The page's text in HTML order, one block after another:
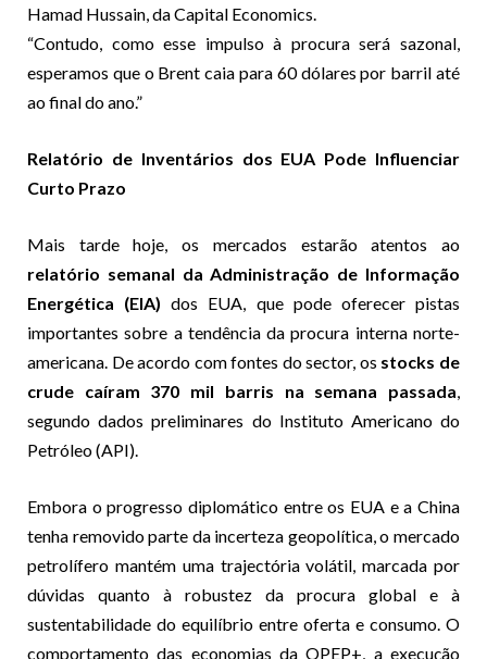
Hamad Hussain, da Capital Economics.
“Contudo, como esse impulso à procura será sazonal,
esperamos que o Brent caia para 60 dólares por barril até
ao final do ano.”
Relatório de Inventários dos EUA Pode Influenciar
Curto Prazo
Mais tarde hoje, os mercados estarão atentos ao
relatório semanal da Administração de Informação
Energética (EIA) dos EUA, que pode oferecer pistas
importantes sobre a tendência da procura interna norte-
americana. De acordo com fontes do sector, os stocks de
crude caíram 370 mil barris na semana passada,
segundo dados preliminares do Instituto Americano do
Petróleo (API).
Embora o progresso diplomático entre os EUA e a China
tenha removido parte da incerteza geopolítica, o mercado
petrolífero mantém uma trajectória volátil, marcada por
dúvidas quanto à robustez da procura global e à
sustentabilidade do equilíbrio entre oferta e consumo. O
comportamento das economias da OPEP+, a execução